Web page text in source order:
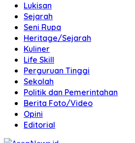
Lukisan
Sejarah
Seni Rupa
Heritage/Sejarah
Kuliner
Life Skill
Perguruan Tinggi
Sekolah
Politik dan Pemerintahan
Berita Foto/Video
Opini
Editorial